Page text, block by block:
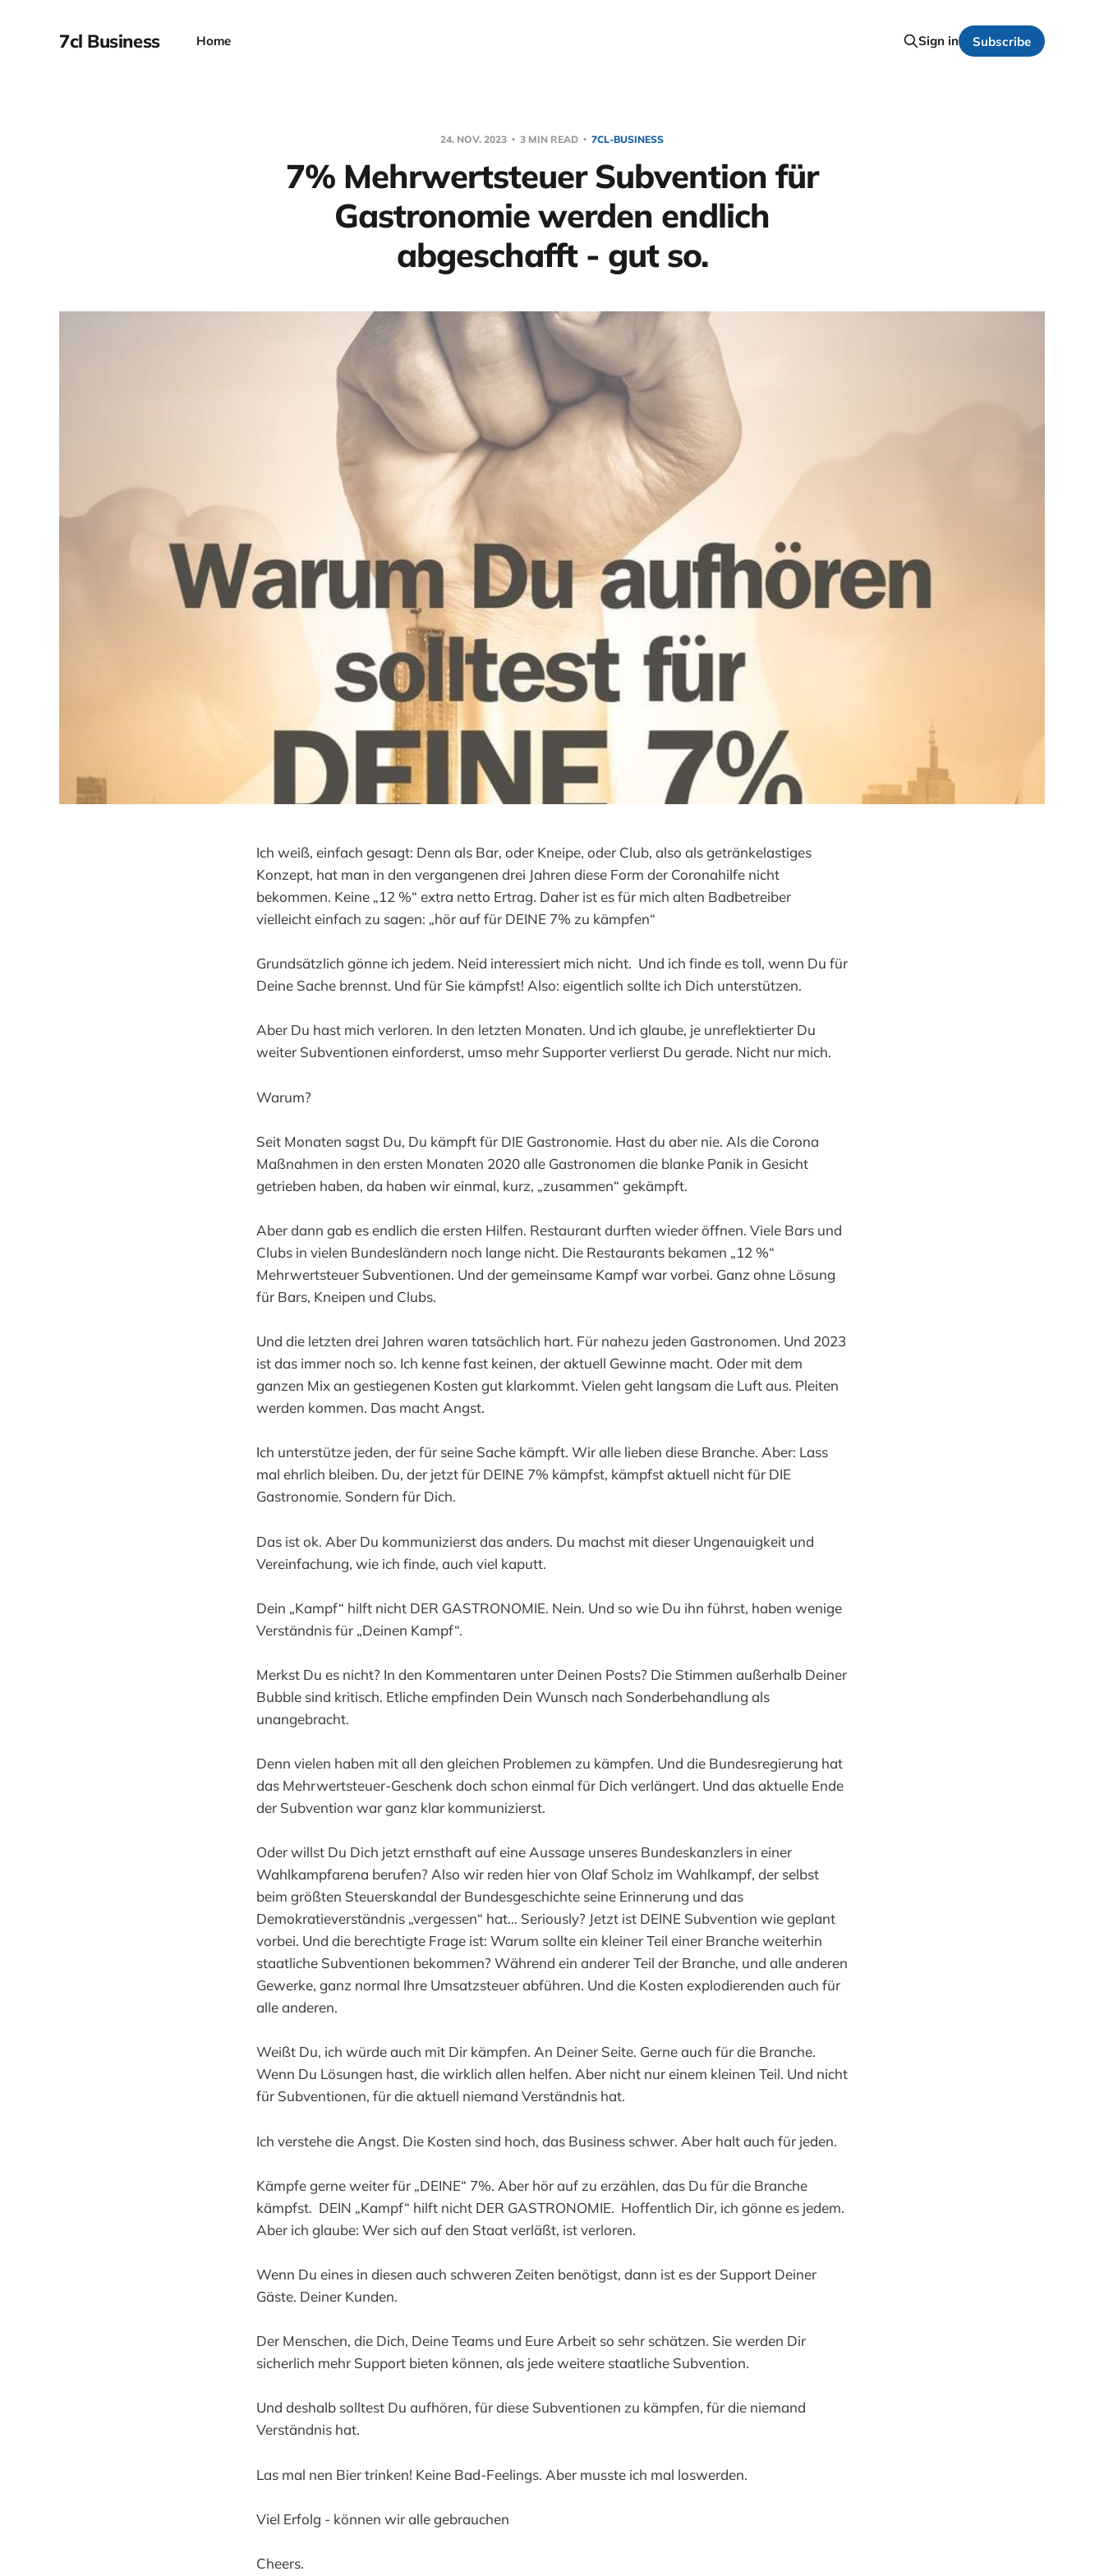
7cl Business Home Sign in Subscribe
24. NOV. 2023 3 MIN READ 7CL-BUSINESS
7% Mehrwertsteuer Subvention für
Gastronomie werden endlich
abgeschafft - gut so.
Ich weiß, einfach gesagt: Denn als Bar, oder Kneipe, oder Club, also als getränkelastiges
Konzept, hat man in den vergangenen drei Jahren diese Form der Coronahilfe nicht
bekommen. Keine „12 %“ extra netto Ertrag. Daher ist es für mich alten Badbetreiber
vielleicht einfach zu sagen: „hör auf für DEINE 7% zu kämpfen“
Grundsätzlich gönne ich jedem. Neid interessiert mich nicht. Und ich finde es toll, wenn Du für
Deine Sache brennst. Und für Sie kämpfst! Also: eigentlich sollte ich Dich unterstützen.
Aber Du hast mich verloren. In den letzten Monaten. Und ich glaube, je unreflektierter Du
weiter Subventionen einforderst, umso mehr Supporter verlierst Du gerade. Nicht nur mich.
Warum?
Seit Monaten sagst Du, Du kämpft für DIE Gastronomie. Hast du aber nie. Als die Corona
Maßnahmen in den ersten Monaten 2020 alle Gastronomen die blanke Panik in Gesicht
getrieben haben, da haben wir einmal, kurz, „zusammen“ gekämpft.
Aber dann gab es endlich die ersten Hilfen. Restaurant durften wieder öffnen. Viele Bars und
Clubs in vielen Bundesländern noch lange nicht. Die Restaurants bekamen „12 %“
Mehrwertsteuer Subventionen. Und der gemeinsame Kampf war vorbei. Ganz ohne Lösung
für Bars, Kneipen und Clubs.
Und die letzten drei Jahren waren tatsächlich hart. Für nahezu jeden Gastronomen. Und 2023
ist das immer noch so. Ich kenne fast keinen, der aktuell Gewinne macht. Oder mit dem
ganzen Mix an gestiegenen Kosten gut klarkommt. Vielen geht langsam die Luft aus. Pleiten
werden kommen. Das macht Angst.
Ich unterstütze jeden, der für seine Sache kämpft. Wir alle lieben diese Branche. Aber: Lass
mal ehrlich bleiben. Du, der jetzt für DEINE 7% kämpfst, kämpfst aktuell nicht für DIE
Gastronomie. Sondern für Dich.
Das ist ok. Aber Du kommunizierst das anders. Du machst mit dieser Ungenauigkeit und
Vereinfachung, wie ich finde, auch viel kaputt.
Dein „Kampf“ hilft nicht DER GASTRONOMIE. Nein. Und so wie Du ihn führst, haben wenige
Verständnis für „Deinen Kampf“.
Merkst Du es nicht? In den Kommentaren unter Deinen Posts? Die Stimmen außerhalb Deiner
Bubble sind kritisch. Etliche empfinden Dein Wunsch nach Sonderbehandlung als
unangebracht.
Denn vielen haben mit all den gleichen Problemen zu kämpfen. Und die Bundesregierung hat
das Mehrwertsteuer-Geschenk doch schon einmal für Dich verlängert. Und das aktuelle Ende
der Subvention war ganz klar kommunizierst.
Oder willst Du Dich jetzt ernsthaft auf eine Aussage unseres Bundeskanzlers in einer
Wahlkampfarena berufen? Also wir reden hier von Olaf Scholz im Wahlkampf, der selbst
beim größten Steuerskandal der Bundesgeschichte seine Erinnerung und das
Demokratieverständnis „vergessen“ hat… Seriously? Jetzt ist DEINE Subvention wie geplant
vorbei. Und die berechtigte Frage ist: Warum sollte ein kleiner Teil einer Branche weiterhin
staatliche Subventionen bekommen? Während ein anderer Teil der Branche, und alle anderen
Gewerke, ganz normal Ihre Umsatzsteuer abführen. Und die Kosten explodierenden auch für
alle anderen.
Weißt Du, ich würde auch mit Dir kämpfen. An Deiner Seite. Gerne auch für die Branche.
Wenn Du Lösungen hast, die wirklich allen helfen. Aber nicht nur einem kleinen Teil. Und nicht
für Subventionen, für die aktuell niemand Verständnis hat.
Ich verstehe die Angst. Die Kosten sind hoch, das Business schwer. Aber halt auch für jeden.
Kämpfe gerne weiter für „DEINE“ 7%. Aber hör auf zu erzählen, das Du für die Branche
kämpfst. DEIN „Kampf“ hilft nicht DER GASTRONOMIE. Hoffentlich Dir, ich gönne es jedem.
Aber ich glaube: Wer sich auf den Staat verläßt, ist verloren.
Wenn Du eines in diesen auch schweren Zeiten benötigst, dann ist es der Support Deiner
Gäste. Deiner Kunden.
Der Menschen, die Dich, Deine Teams und Eure Arbeit so sehr schätzen. Sie werden Dir
sicherlich mehr Support bieten können, als jede weitere staatliche Subvention.
Und deshalb solltest Du aufhören, für diese Subventionen zu kämpfen, für die niemand
Verständnis hat.
Las mal nen Bier trinken! Keine Bad-Feelings. Aber musste ich mal loswerden.
Viel Erfolg - können wir alle gebrauchen
Cheers.